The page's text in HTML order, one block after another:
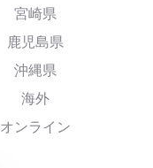
宮崎県
鹿児島県
沖縄県
海外
オンライン